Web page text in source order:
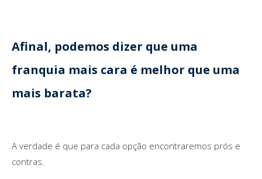
Afinal, podemos dizer que uma
franquia mais cara é melhor que uma
mais barata?
A verdade é que para cada opção encontraremos prós e
contras.